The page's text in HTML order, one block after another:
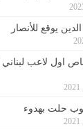
يوقع للأنصار
اول لاعب
حلت بهدوء